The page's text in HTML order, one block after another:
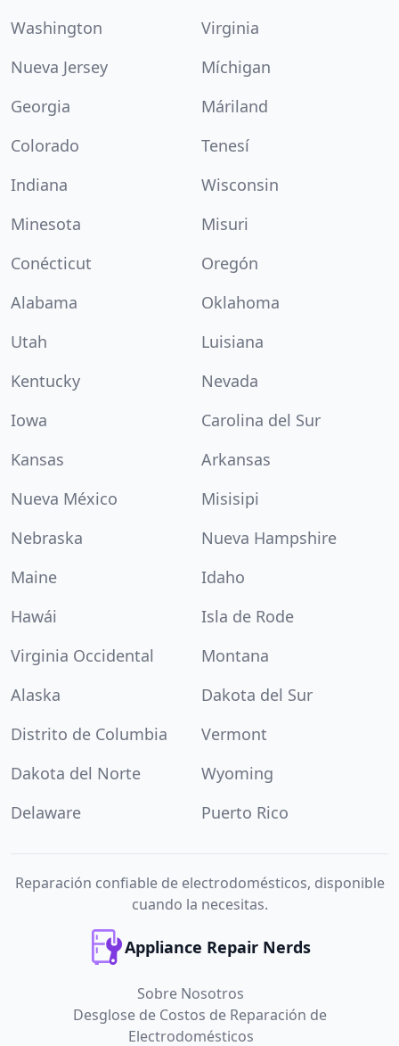
Washington
Virginia
Nueva Jersey
Míchigan
Georgia
Máriland
Colorado
Tenesí
Indiana
Wisconsin
Minesota
Misuri
Conécticut
Oregón
Alabama
Oklahoma
Utah
Luisiana
Kentucky
Nevada
Iowa
Carolina del Sur
Kansas
Arkansas
Nueva México
Misisipi
Nebraska
Nueva Hampshire
Maine
Idaho
Hawái
Isla de Rode
Virginia Occidental
Montana
Alaska
Dakota del Sur
Distrito de Columbia
Vermont
Dakota del Norte
Wyoming
Delaware
Puerto Rico
Reparación confiable de electrodomésticos, disponible
cuando la necesitas.
Appliance Repair Nerds
Sobre Nosotros
Desglose de Costos de Reparación de
Electrodomésticos